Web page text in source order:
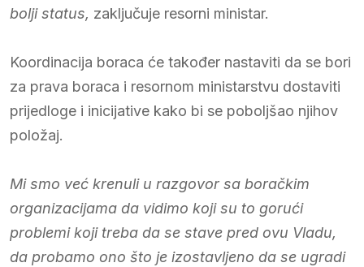
bolji status, zaključuje resorni ministar.
Koordinacija boraca će također nastaviti da se bori
za prava boraca i resornom ministarstvu dostaviti
prijedloge i inicijative kako bi se poboljšao njihov
položaj.
Mi smo već krenuli u razgovor sa boračkim
organizacijama da vidimo koji su to gorući
problemi koji treba da se stave pred ovu Vladu,
da probamo ono što je izostavljeno da se ugradi